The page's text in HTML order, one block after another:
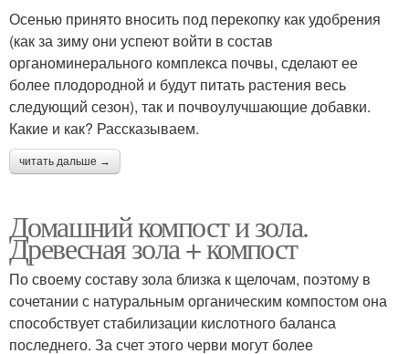
Осенью принято вносить под перекопку как удобрения
(как за зиму они успеют войти в состав
органоминерального комплекса почвы, сделают ее
более плодородной и будут питать растения весь
следующий сезон), так и почвоулучшающие добавки.
Какие и как? Рассказываем.
читать дальше →
Домашний компост и зола.
Древесная зола + компост
По своему составу зола близка к щелочам, поэтому в
сочетании с натуральным органическим компостом она
способствует стабилизации кислотного баланса
последнего. За счет этого черви могут более